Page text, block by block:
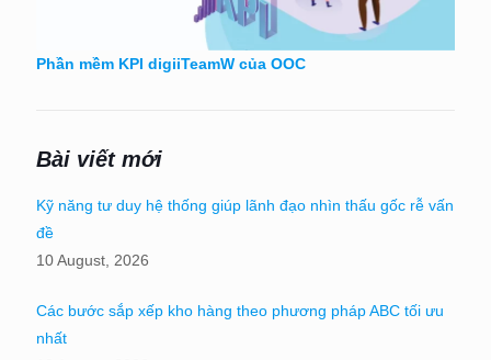
Phần mềm KPI digiiTeamW của OOC
Bài viết mới
Kỹ năng tư duy hệ thống giúp lãnh đạo nhìn thấu gốc rễ vấn
đề
10 August, 2026
Các bước sắp xếp kho hàng theo phương pháp ABC tối ưu
nhất